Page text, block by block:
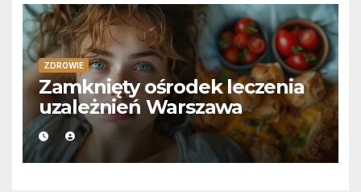
ZDROWIE
Zamknięty ośrodek leczenia
uzależnień Warszawa